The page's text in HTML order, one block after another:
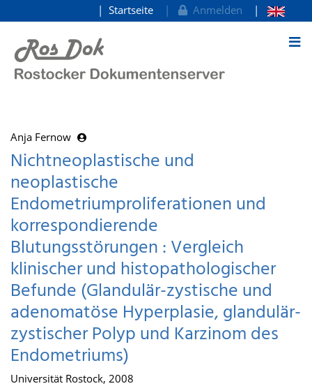
zum Inhalt
Startseite Anmelden
Anja Fernow
Nichtneoplastische und
neoplastische
Endometriumproliferationen und
korrespondierende
Blutungsstörungen : Vergleich
klinischer und histopathologischer
Befunde (Glandulär-zystische und
adenomatöse Hyperplasie, glandulär-
zystischer Polyp und Karzinom des
Endometriums)
Universität Rostock, 2008